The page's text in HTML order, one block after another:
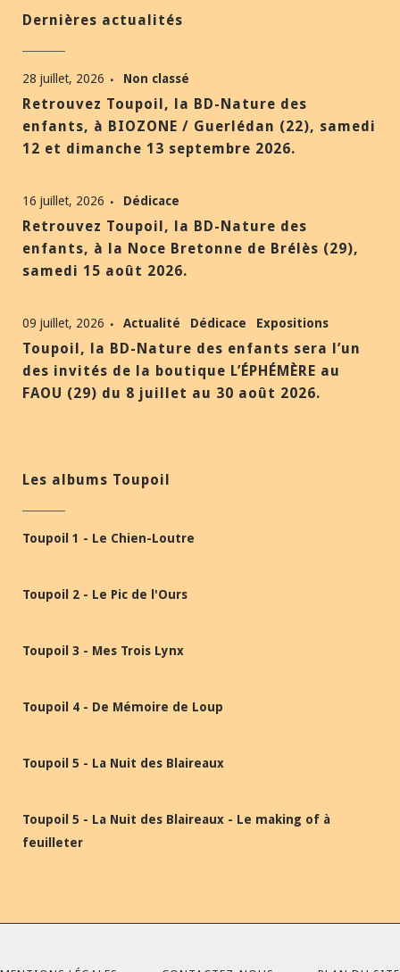
Dernières actualités
28 juillet, 2026 Non classé
Retrouvez Toupoil, la BD-Nature des
enfants, à BIOZONE / Guerlédan (22), samedi
12 et dimanche 13 septembre 2026.
16 juillet, 2026 Dédicace
Retrouvez Toupoil, la BD-Nature des
enfants, à la Noce Bretonne de Brélès (29),
samedi 15 août 2026.
09 juillet, 2026 Actualité Dédicace Expositions
Toupoil, la BD-Nature des enfants sera l’un
des invités de la boutique L’ÉPHÉMÈRE au
FAOU (29) du 8 juillet au 30 août 2026.
Les albums Toupoil
Toupoil 1 - Le Chien-Loutre
Toupoil 2 - Le Pic de l'Ours
Toupoil 3 - Mes Trois Lynx
Toupoil 4 - De Mémoire de Loup
Toupoil 5 - La Nuit des Blaireaux
Toupoil 5 - La Nuit des Blaireaux - Le making of à
feuilleter